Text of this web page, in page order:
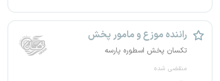
راننده موزع و مامور پخش
تکسان پخش اسطوره پارسه
منقضی شده